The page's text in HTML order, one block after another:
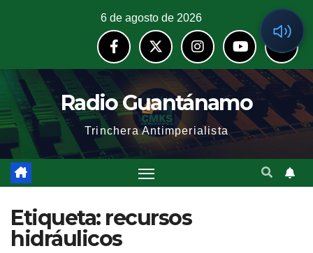
6 de agosto de 2026
Radio Guantánamo
Trinchera Antimperialista
Etiqueta: recursos
hidráulicos